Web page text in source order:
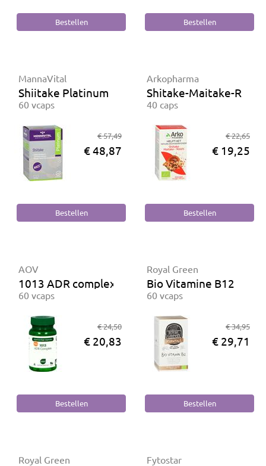
MannaVital
Shiitake Platinum
60 vcaps
€ 57,49
€ 48,87
Arkopharma
Shitake-Maitake-
40 caps
€ 22,65
€ 19,25
AOV
1013 ADR complex
60 vcaps
€ 24,50
€ 20,83
Royal Green
Bio Vitamine B12
60 vcaps
€ 34,95
€ 29,71
Royal Green Fytostar